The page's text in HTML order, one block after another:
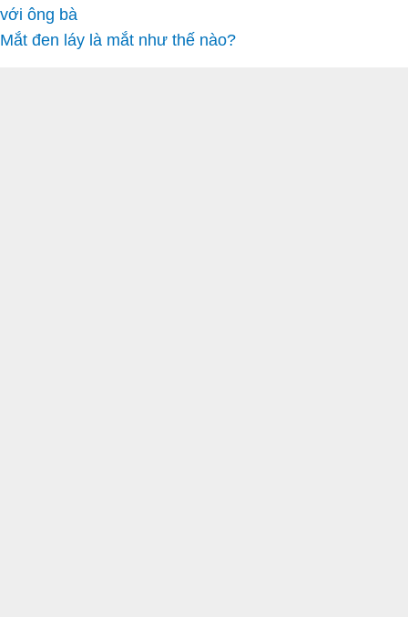
với ông bà
Mắt đen láy là mắt như thế nào?